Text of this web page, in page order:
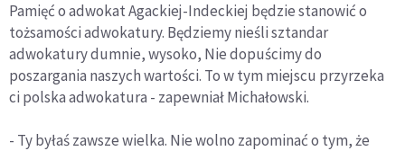
Pamięć o adwokat Agackiej-Indeckiej będzie stanowić o
tożsamości adwokatury. Będziemy nieśli sztandar
adwokatury dumnie, wysoko, Nie dopuścimy do
poszargania naszych wartości. To w tym miejscu przyrzeka
ci polska adwokatura - zapewniał Michałowski.
- Ty byłaś zawsze wielka. Nie wolno zapominać o tym, że